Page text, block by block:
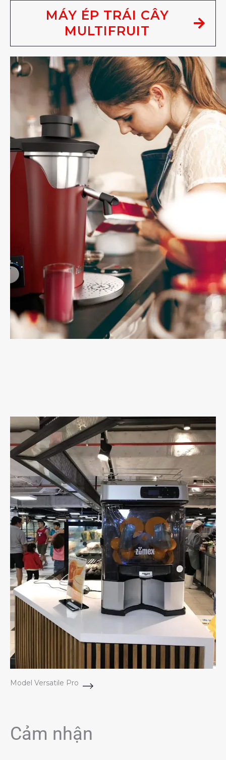
MÁY ÉP TRÁI CÂY
MULTIFRUIT
Model Versatile Pro
Cảm nhận